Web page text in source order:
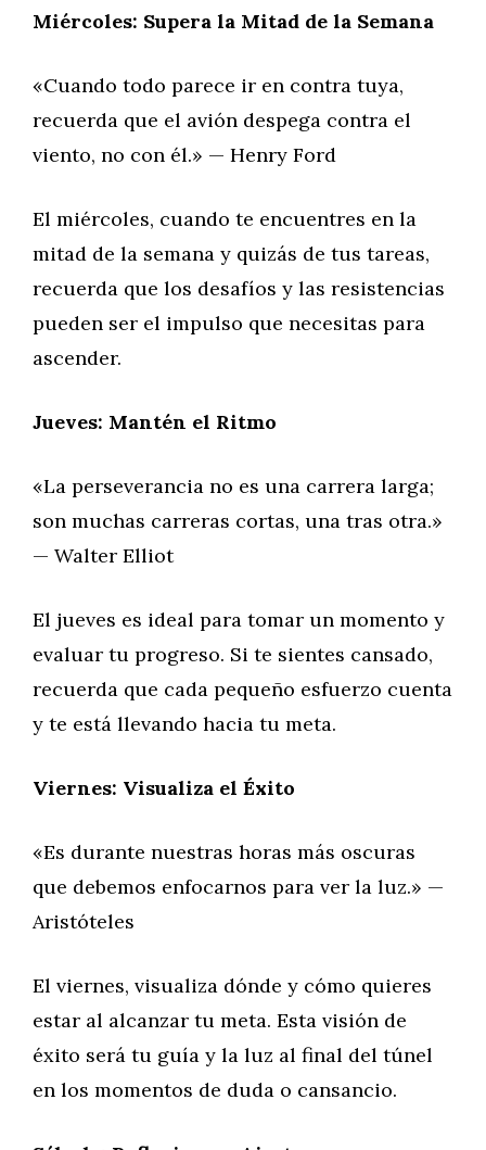
Miércoles: Supera la Mitad de la Semana
«Cuando todo parece ir en contra tuya,
recuerda que el avión despega contra el
viento, no con él.» — Henry Ford
El miércoles, cuando te encuentres en la
mitad de la semana y quizás de tus tareas,
recuerda que los desafíos y las resistencias
pueden ser el impulso que necesitas para
ascender.
Jueves: Mantén el Ritmo
«La perseverancia no es una carrera larga;
son muchas carreras cortas, una tras otra.»
— Walter Elliot
El jueves es ideal para tomar un momento y
evaluar tu progreso. Si te sientes cansado,
recuerda que cada pequeño esfuerzo cuenta
y te está llevando hacia tu meta.
Viernes: Visualiza el Éxito
«Es durante nuestras horas más oscuras
que debemos enfocarnos para ver la luz.» —
Aristóteles
El viernes, visualiza dónde y cómo quieres
estar al alcanzar tu meta. Esta visión de
éxito será tu guía y la luz al final del túnel
en los momentos de duda o cansancio.